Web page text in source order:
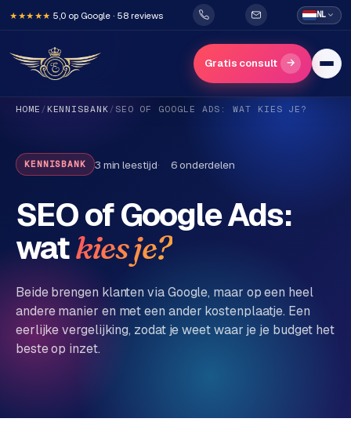
★★★★★ 5,0 op Google · 58 reviews NL
Gratis consult →
H
o
e
Diensten
r
HOME / KENNISBANK / SEO OF GOOGLE ADS: WAT KIES JE?
KENNISBANK 3 min leestijd 6onderdelen
SEO of Google Ads:
watkies je?
Beide brengen klanten via Google, maar op een heel
andere manier en met een ander kostenplaatje. Een
eerlijke vergelijking, zodat je weet waar je je budget het
beste op inzet.